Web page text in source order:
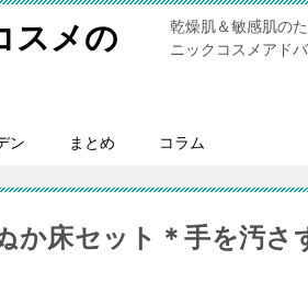
スメの
乾燥肌＆敏感肌の
ニックコスメアド
ン まとめ コラム
か床セット＊手を汚さ